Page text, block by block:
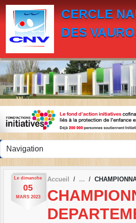
CERCLE
DES
Le dimanche
05
MARS 2023
Accueil
Panneau de gestion des cookies